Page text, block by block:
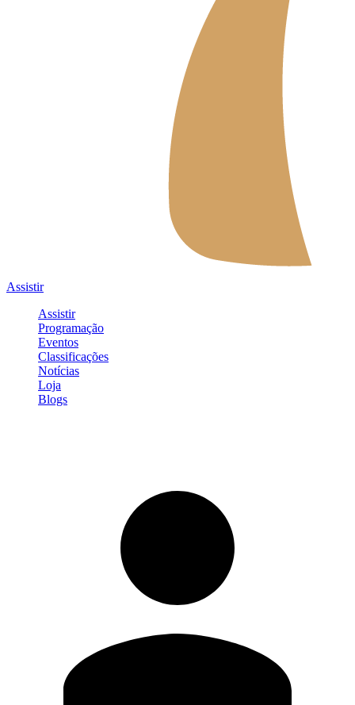
Assistir
Assistir
Programação
Eventos
Classificações
Notícias
Loja
Blogs